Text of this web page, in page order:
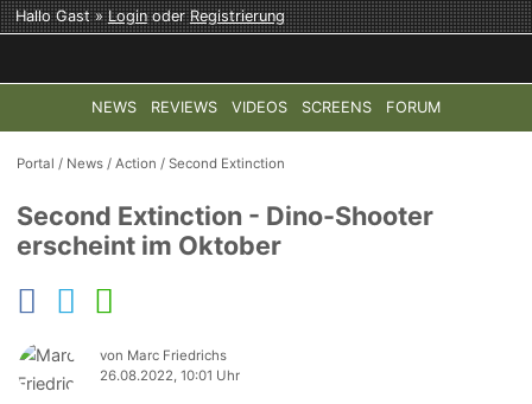
Hallo Gast »LoginoderRegistrierung
NEWS REVIEWS VIDEOS SCREENS FORUM
TOP-THEMEN: COD: MODERN WARFARE 4 HALO:
Portal / News /Action /Second Extinction
Second Extinction - Dino-Shooter
erscheint im Oktober
von Marc Friedrichs
26.08.2022, 10:01 Uhr